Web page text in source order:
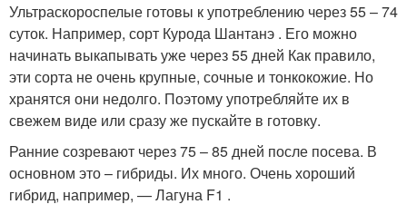
Ультраскороспелые готовы к употреблению через 55 – 74
суток. Например, сорт Курода Шантанэ . Его можно
начинать выкапывать уже через 55 дней Как правило,
эти сорта не очень крупные, сочные и тонкокожие. Но
хранятся они недолго. Поэтому употребляйте их в
свежем виде или сразу же пускайте в готовку.
Ранние созревают через 75 – 85 дней после посева. В
основном это – гибриды. Их много. Очень хороший
гибрид, например, — Лагуна F1 .